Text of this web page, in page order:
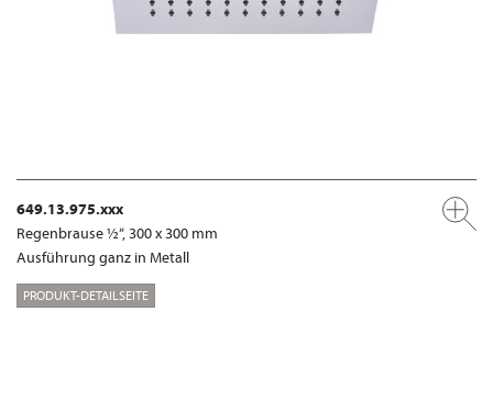
649.13.975.xxx
Regenbrause ½“, 300 x 300 mm
Ausführung ganz in Metall
PRODUKT-DETAILSEITE